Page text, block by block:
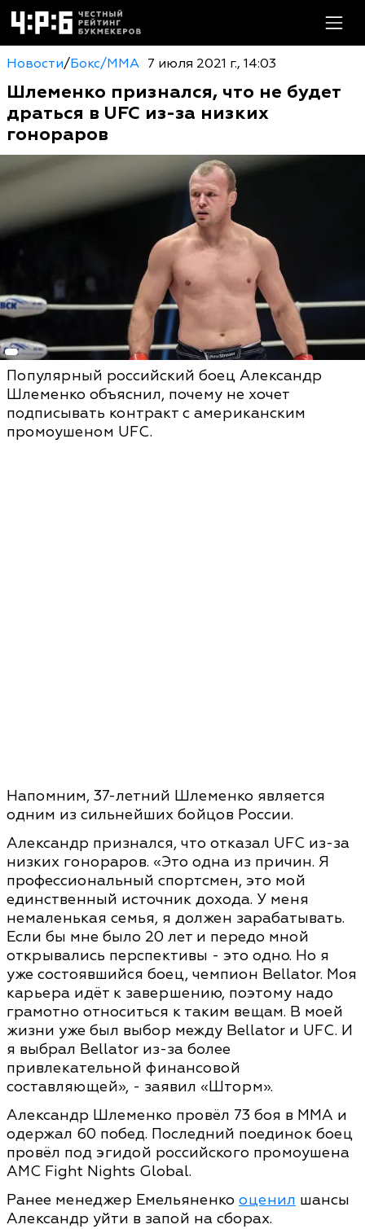
Новости/Бокс/MMA 7 июля 2021 г., 14:03
Шлеменко признался, что не будет
драться в UFC из-за низких
гонораров
Популярный российский боец Александр
Шлеменко объяснил, почему не хочет
подписывать контракт с американским
промоушеном UFC.
Напомним, 37-летний Шлеменко является
одним из сильнейших бойцов России.
Александр признался, что отказал UFC из-за
низких гонораров. «Это одна из причин. Я
профессиональный спортсмен, это мой
единственный источник дохода. У меня
немаленькая семья, я должен зарабатывать.
Если бы мне было 20 лет и передо мной
открывались перспективы - это одно. Но я
уже состоявшийся боец, чемпион Bellator. Моя
карьера идёт к завершению, поэтому надо
грамотно относиться к таким вещам. В моей
жизни уже был выбор между Bellator и UFC. И
я выбрал Bellator из-за более
привлекательной финансовой
составляющей», - заявил «Шторм».
Александр Шлеменко провёл 73 боя в ММА и
одержал 60 побед. Последний поединок боец
провёл под эгидой российского промоушена
AMC Fight Nights Global.
Ранее менеджер Емельяненко оценил шансы
Александр уйти в запой на сборах.